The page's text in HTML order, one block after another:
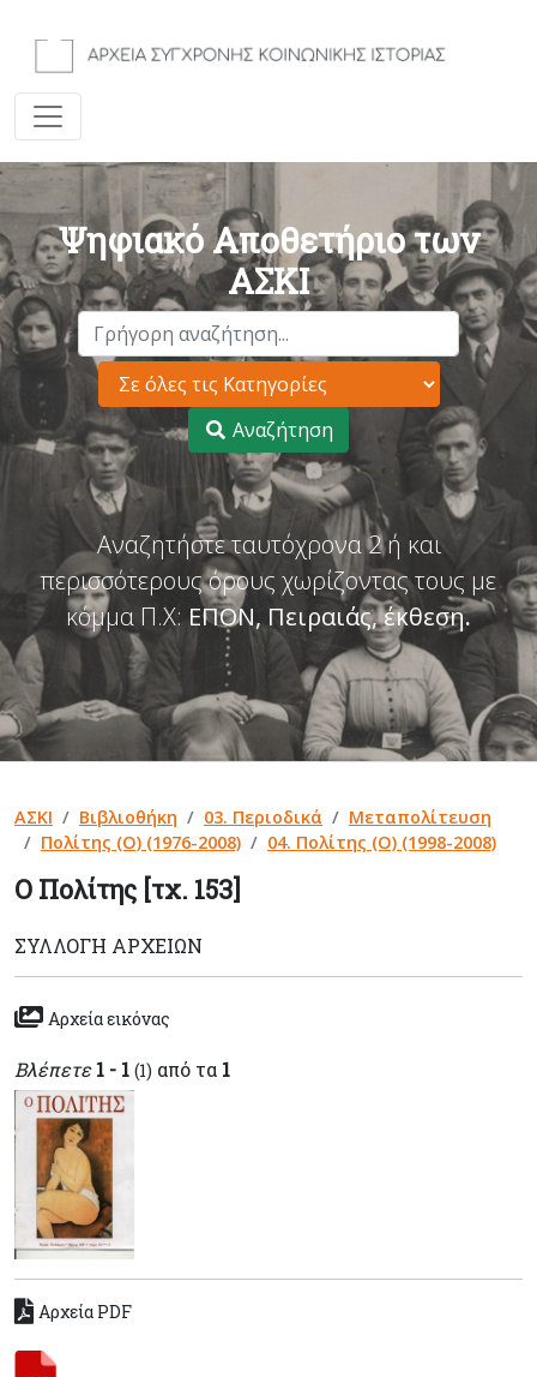
Ψηφιακό Αποθετήριο των
ΑΣΚΙ
Αναζήτηση
Αναζητήστε ταυτόχρονα 2 ή και
περισσότερους όρους χωρίζοντας τους με
κόμμα Π.Χ: ΕΠΟΝ, Πειραιάς, έκθεση.
ΑΣΚΙ Βιβλιοθήκη 03. Περιοδικά
Μεταπολίτευση
Πολίτης (Ο) (1976-2008)
04. Πολίτης (Ο) (1998-2008)
Ο Πολίτης [τχ. 153]
ΣΥΛΛΟΓΉ ΑΡΧΕΊΩΝ
Αρχεία εικόνας
Βλέπετε 1 - 1 (1) από τα 1
Αρχεία PDF